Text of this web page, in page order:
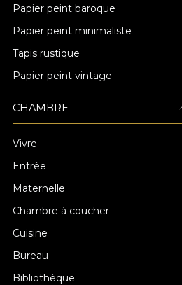
Papier peint baroque
Papier peint minimaliste
Tapis rustique
Papier peint vintage
CHAMBRE
Vivre
Entrée
Maternelle
Chambre à coucher
Cuisine
Bureau
Bibliothèque